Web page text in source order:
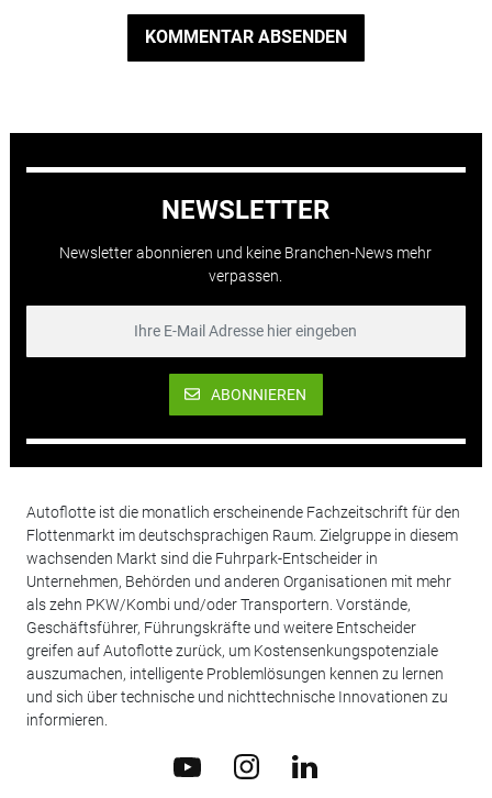
KOMMENTAR ABSENDEN
NEWSLETTER
Newsletter abonnieren und keine Branchen-News mehr
verpassen.
ABONNIEREN
Autoflotte ist die monatlich erscheinende Fachzeitschrift für den
Flottenmarkt im deutschsprachigen Raum. Zielgruppe in diesem
wachsenden Markt sind die Fuhrpark-Entscheider in
Unternehmen, Behörden und anderen Organisationen mit mehr
als zehn PKW/Kombi und/oder Transportern. Vorstände,
Geschäftsführer, Führungskräfte und weitere Entscheider
greifen auf Autoflotte zurück, um Kostensenkungspotenziale
auszumachen, intelligente Problemlösungen kennen zu lernen
und sich über technische und nichttechnische Innovationen zu
informieren.